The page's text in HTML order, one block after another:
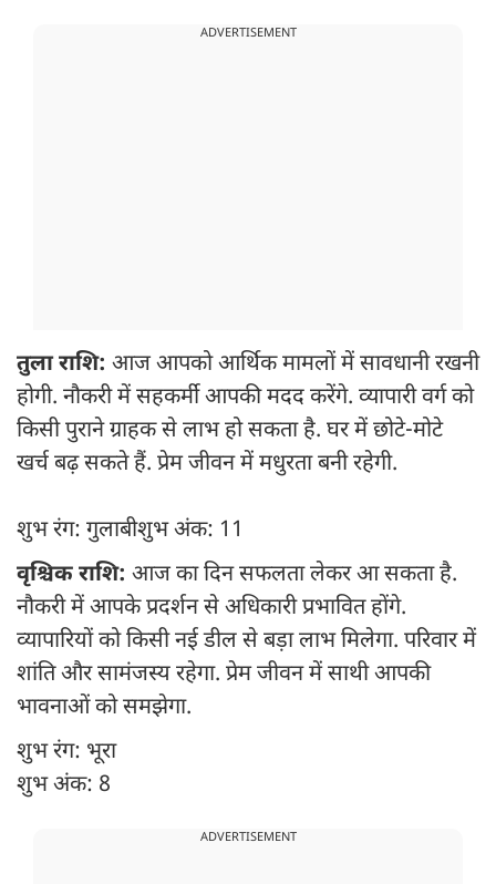
ADVERTISEMENT
तुला राशि: आज आपको आर्थिक मामलों में सावधानी रखनी
होगी. नौकरी में सहकर्मी आपकी मदद करेंगे. व्यापारी वर्ग को
किसी पुराने ग्राहक से लाभ हो सकता है. घर में छोटे-मोटे
खर्च बढ़ सकते हैं. प्रेम जीवन में मधुरता बनी रहेगी.
शुभ रंग: गुलाबी शुभ अंक: 11
वृश्चिक राशि: आज का दिन सफलता लेकर आ सकता है.
नौकरी में आपके प्रदर्शन से अधिकारी प्रभावित होंगे.
व्यापारियों को किसी नई डील से बड़ा लाभ मिलेगा. परिवार में
शांति और सामंजस्य रहेगा. प्रेम जीवन में साथी आपकी
भावनाओं को समझेगा.
शुभ रंग: भूरा
शुभ अंक: 8
ADVERTISEMENT